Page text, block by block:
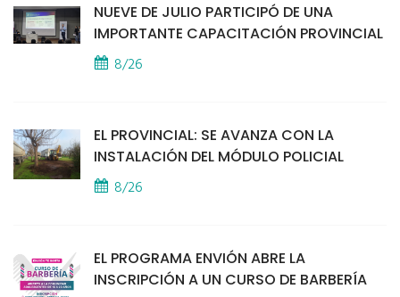
NUEVE DE JULIO PARTICIPÓ DE UNA
IMPORTANTE CAPACITACIÓN PROVINCIAL
8/26
EL PROVINCIAL: SE AVANZA CON LA
INSTALACIÓN DEL MÓDULO POLICIAL
8/26
EL PROGRAMA ENVIÓN ABRE LA
INSCRIPCIÓN A UN CURSO DE BARBERÍA